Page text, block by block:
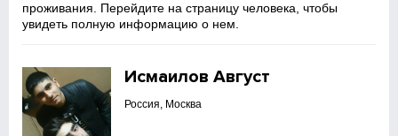
проживания. Перейдите на страницу человека, чтобы
увидеть полную информацию о нем.
Исмаилов Август
Россия, Москва